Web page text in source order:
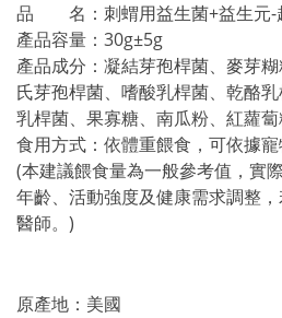
品 名：刺蝟用益生菌+益生元-
產品容量：30g±5g
產品成分：凝結芽孢桿菌、麥芽
氏芽孢桿菌、嗜酸乳桿菌、乾酪
乳桿菌、果寡糖、南瓜粉、紅蘿
食用方式：依體重餵食，可依據
(本建議餵食量為一般參考值，實
年齡、活動強度及健康需求調整
醫師。)
原產地：美國